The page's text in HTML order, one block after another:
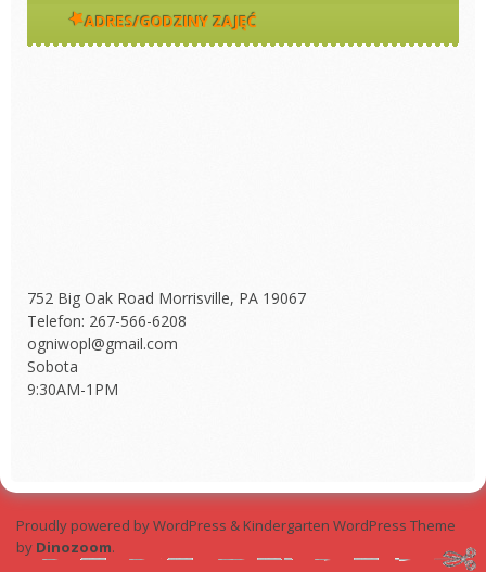
ADRES/GODZINY ZAJĘĆ
752 Big Oak Road Morrisville, PA 19067
Telefon: 267-566-6208
ogniwopl@gmail.com
Sobota
9:30AM-1PM
Proudly powered by WordPress & Kindergarten WordPress Theme
by Dinozoom.